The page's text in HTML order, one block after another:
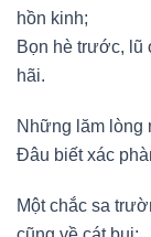
hồn kinh;
Bọn hè trước, lũ
hãi.
Những lăm lòng
Đâu biết xác
Một chắc sa